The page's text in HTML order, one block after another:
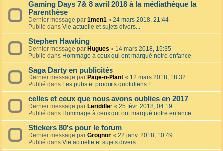
Gaming Days 7& 8 avril 2018 à la médiathèque la
Parenthèse
Dernier message par 1men1 « 24 mars 2018, 21:44
Publié dans Vie actuelle et sujets divers...
Stephen Hawking
Dernier message par Hugues « 14 mars 2018, 15:35
Publié dans Hommage à ceux qui ont marqué notre enfance
Saga Darty en publicités
Dernier message par Page-n-Plant « 12 mars 2018, 18:32
Publié dans Les pubs et produits quotidiens !
celles et ceux que nous avons oublies en 2017
Dernier message par Leriddler « 25 févr. 2018, 04:19
Publié dans Hommage à ceux qui ont marqué notre enfance
Stickers 80's pour le forum
Dernier message par Grognon « 22 janv. 2018, 10:49
Publié dans Vie actuelle et sujets divers...